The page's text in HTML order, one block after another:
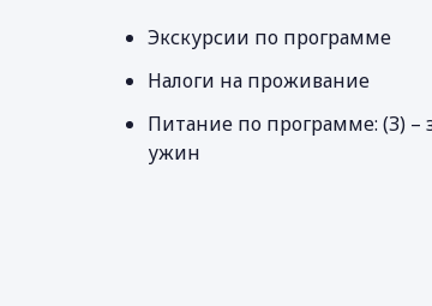
Экскурсии по программе
Налоги на проживание
Питание по программе: (З) –
ужин